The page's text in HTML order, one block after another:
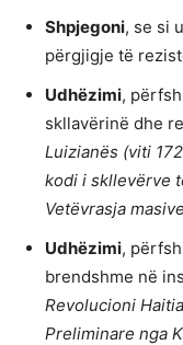
Shpjegoni, se si
përgjigje të
Udhëzimi,
skllavërinë dhe
Luizianës (viti
kodi i skllevërve
Vetëvrasja
Udhëzimi,
brendshme në
Revolucioni
Preliminare nga